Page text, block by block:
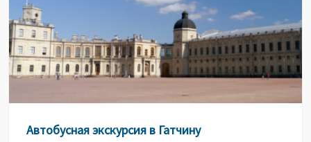
Автобусная экскурсия в Гатчину